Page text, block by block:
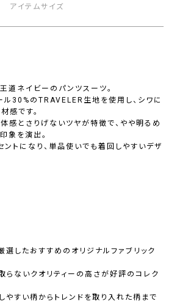
アイテムサイズ
道ネイビーのパンツスーツ。
ル30%のTRAVELER生地を使用し、シワに
感です。
感とさりげないツヤが特徴で、やや明るめ
象を演出。
ントになり、単品使いでも着回しやすいデザ
選したおすすめのオリジナルファブリック
らないクオリティーの高さが好評のコレク
やすい柄からトレンドを取り入れた柄まで